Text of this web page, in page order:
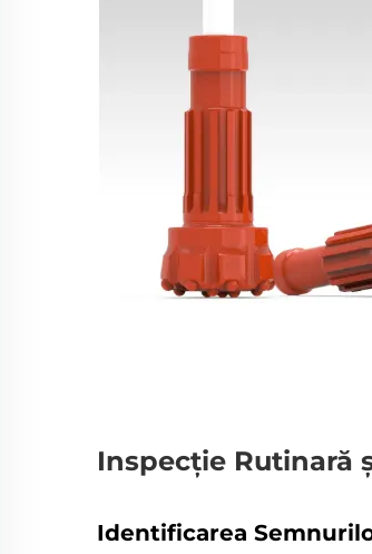
Inspecție Rutinară
Identificarea